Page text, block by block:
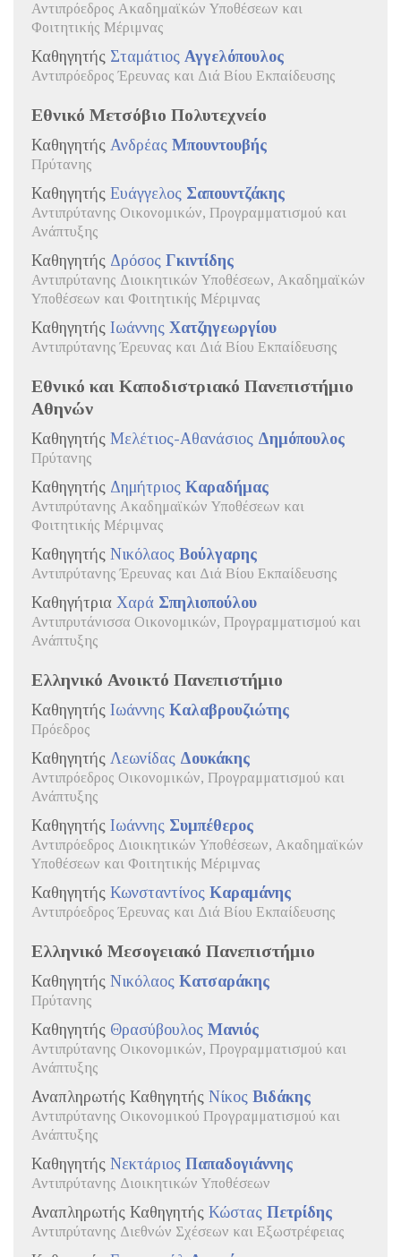
Αντιπρόεδρος Ακαδημαϊκών Υποθέσεων και
Φοιτητικής Μέριμνας
Καθηγητής Σταμάτιος Αγγελόπουλος
Αντιπρόεδρος Έρευνας και Διά Βίου Εκπαίδευσης
Εθνικό Μετσόβιο Πολυτεχνείο
Καθηγητής Ανδρέας Μπουντουβής
Πρύτανης
Καθηγητής Ευάγγελος Σαπουντζάκης
Αντιπρύτανης Οικονομικών, Προγραμματισμού και
Ανάπτυξης
Καθηγητής Δρόσος Γκιντίδης
Αντιπρύτανης Διοικητικών Υποθέσεων, Ακαδημαϊκών
Υποθέσεων και Φοιτητικής Μέριμνας
Καθηγητής Ιωάννης Χατζηγεωργίου
Αντιπρύτανης Έρευνας και Διά Βίου Εκπαίδευσης
Εθνικό και Καποδιστριακό Πανεπιστήμιο
Αθηνών
Καθηγητής Μελέτιος-Αθανάσιος Δημόπουλος
Πρύτανης
Καθηγητής Δημήτριος Καραδήμας
Αντιπρύτανης Ακαδημαϊκών Υποθέσεων και
Φοιτητικής Μέριμνας
Καθηγητής Νικόλαος Βούλγαρης
Αντιπρύτανης Έρευνας και Διά Βίου Εκπαίδευσης
Καθηγήτρια Χαρά Σπηλιοπούλου
Αντιπρυτάνισσα Οικονομικών, Προγραμματισμού και
Ανάπτυξης
Ελληνικό Ανοικτό Πανεπιστήμιο
Καθηγητής Ιωάννης Καλαβρουζιώτης
Πρόεδρος
Καθηγητής Λεωνίδας Δουκάκης
Αντιπρόεδρος Οικονομικών, Προγραμματισμού και
Ανάπτυξης
Καθηγητής Ιωάννης Συμπέθερος
Αντιπρόεδρος Διοικητικών Υποθέσεων, Ακαδημαϊκών
Υποθέσεων και Φοιτητικής Μέριμνας
Καθηγητής Κωνσταντίνος Καραμάνης
Αντιπρόεδρος Έρευνας και Διά Βίου Εκπαίδευσης
Ελληνικό Μεσογειακό Πανεπιστήμιο
Καθηγητής Νικόλαος Κατσαράκης
Πρύτανης
Καθηγητής Θρασύβουλος Μανιός
Αντιπρύτανης Οικονομικών, Προγραμματισμού και
Ανάπτυξης
Αναπληρωτής Καθηγητής Νίκος Βιδάκης
Αντιπρύτανης Οικονομικού Προγραμματισμού και
Ανάπτυξης
Καθηγητής Νεκτάριος Παπαδογιάννης
Αντιπρύτανης Διοικητικών Υποθέσεων
Αναπληρωτής Καθηγητής Κώστας Πετρίδης
Αντιπρύτανης Διεθνών Σχέσεων και Εξωστρέφειας